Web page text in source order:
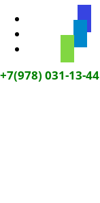
discourse
telegram
+7(978) 031-13-44